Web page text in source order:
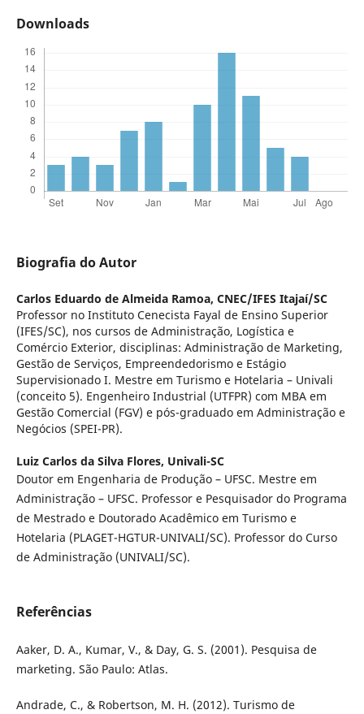
Downloads
Biografia do Autor
Carlos Eduardo de Almeida Ramoa, CNEC/IFES Itajaí/SC
Professor no Instituto Cenecista Fayal de Ensino Superior
(IFES/SC), nos cursos de Administração, Logística e
Comércio Exterior, disciplinas: Administração de Marketing,
Gestão de Serviços, Empreendedorismo e Estágio
Supervisionado I. Mestre em Turismo e Hotelaria – Univali
(conceito 5). Engenheiro Industrial (UTFPR) com MBA em
Gestão Comercial (FGV) e pós-graduado em Administração e
Negócios (SPEI-PR).
Luiz Carlos da Silva Flores, Univali-SC
Doutor em Engenharia de Produção – UFSC. Mestre em
Administração – UFSC. Professor e Pesquisador do Programa
de Mestrado e Doutorado Acadêmico em Turismo e
Hotelaria (PLAGET-HGTUR-UNIVALI/SC). Professor do Curso
de Administração (UNIVALI/SC).
Referências
Aaker, D. A., Kumar, V., & Day, G. S. (2001). Pesquisa de
marketing. São Paulo: Atlas.
Andrade, C., & Robertson, M. H. (2012). Turismo de